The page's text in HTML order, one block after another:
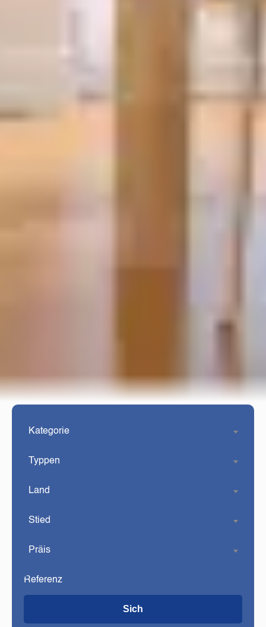
Kategorie
Typpen
Land
Stied
Präis
Sich